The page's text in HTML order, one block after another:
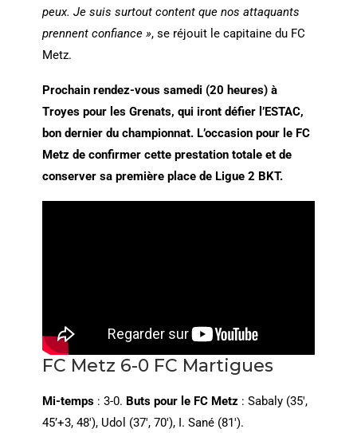
peux. Je suis surtout content que nos attaquants
prennent confiance », se réjouit le capitaine du FC
Metz.
Prochain rendez-vous samedi (20 heures) à
Troyes pour les Grenats, qui iront défier l’ESTAC,
bon dernier du championnat. L’occasion pour le FC
Metz de confirmer cette prestation totale et de
conserver sa première place de Ligue 2 BKT.
FC Metz 6-0 FC Martigues
Mi-temps: 3-0. Buts pour le FC Metz : Sabaly (35′,
45’+3, 48′), Udol (37′, 70′), I. Sané (81′).